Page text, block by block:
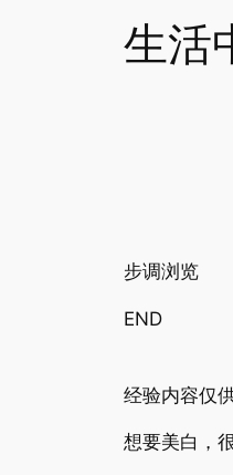
生活
步调浏览
END
经验内容仅
想要美白，